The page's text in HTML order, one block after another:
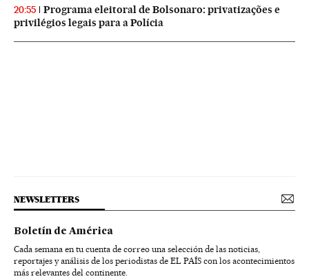
20:55
Programa eleitoral de Bolsonaro: privatizações e
privilégios legais para a Polícia
NEWSLETTERS
Boletín de América
Cada semana en tu cuenta de correo una selección de las noticias,
reportajes y análisis de los periodistas de EL PAÍS con los acontecimientos
más relevantes del continente.